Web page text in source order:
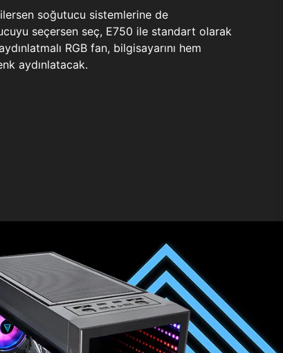
soğutucu sistemlerine de
seçersen seç, E750 ile standart olarak
RGB fan, bilgisayarını hem
aydınlatacak.